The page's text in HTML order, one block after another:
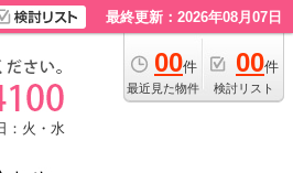
最終更新：2026年08月07日
00件
最近見た物件
00件
検討リスト
：火・水